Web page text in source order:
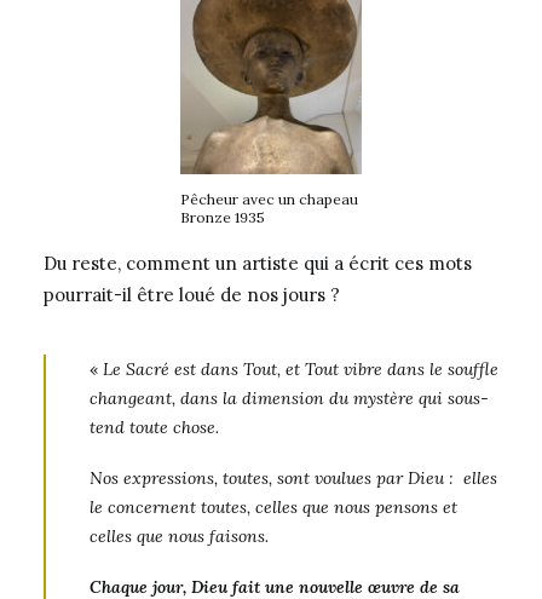
Pêcheur avec un chapeau
Bronze 1935
Du reste, comment un artiste qui a écrit ces mots
pourrait-il être loué de nos jours ?
« Le Sacré est dans Tout, et Tout vibre dans le souffle
changeant, dans la dimension du mystère qui sous-
tend toute chose.
Nos expressions, toutes, sont voulues par Dieu : elles
le concernent toutes, celles que nous pensons et
celles que nous faisons.
Chaque jour, Dieu fait une nouvelle œuvre de sa